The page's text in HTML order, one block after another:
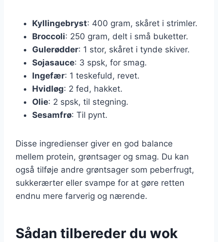
Kyllingebryst: 400 gram, skåret i strimler.
Broccoli: 250 gram, delt i små buketter.
Gulerødder: 1 stor, skåret i tynde skiver.
Sojasauce: 3 spsk, for smag.
Ingefær: 1 teskefuld, revet.
Hvidløg: 2 fed, hakket.
Olie: 2 spsk, til stegning.
Sesamfrø: Til pynt.
Disse ingredienser giver en god balance
mellem protein, grøntsager og smag. Du kan
også tilføje andre grøntsager som peberfrugt,
sukkerærter eller svampe for at gøre retten
endnu mere farverig og nærende.
Sådan tilbereder du wok